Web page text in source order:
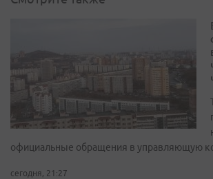
официальные обращения в управляющую
сегодня, 21:27